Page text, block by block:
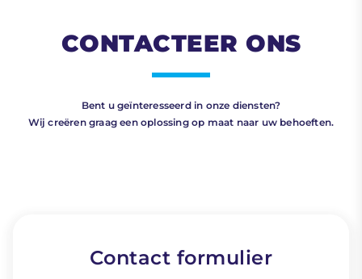
CONTACTEER ONS
Bent u geïnteresseerd in onze diensten?
Wij creëren graag een oplossing op maat naar uw behoeften.
Contact formulier